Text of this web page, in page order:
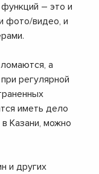
– это и
фото/видео, и
а
регулярной
иметь дело
Казани, можно
и других